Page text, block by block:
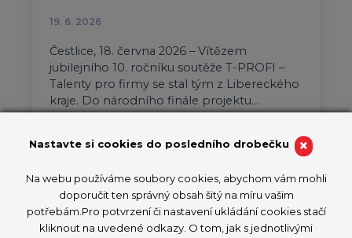
19. 6. 2026
Čestlice, 18. června 2026 – Vítězem
jubilejního 10. ročníku soutěže T-PROFI –
Talenty pro firmy se stal tým z Libereckého
kraje. Do národního finále projektu…
×
Nastavte si cookies do posledního drobečku
Na webu používáme soubory cookies, abychom vám mohli
doporučit ten správný obsah šitý na míru vašim
potřebám.Pro potvrzení či nastavení ukládání cookies stačí
kliknout na uvedené odkazy. O tom, jak s jednotlivými